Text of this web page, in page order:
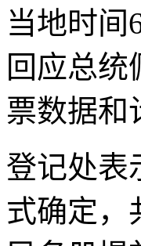
当地时间
回应总
票数据和
登记处表
式确定，